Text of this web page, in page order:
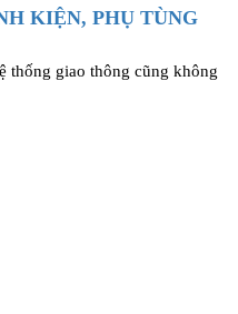
KIỆN, PHỤ TÙNG
thống giao thông cũng không
TP. HCM